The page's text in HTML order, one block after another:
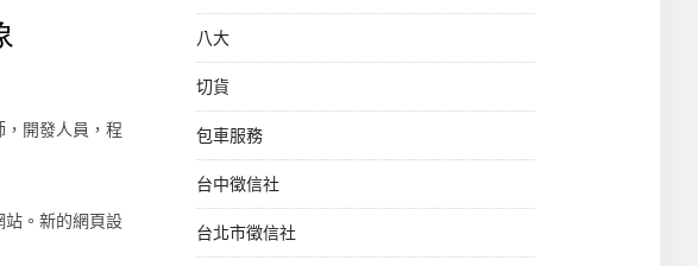
開發人員，程
站。新的網頁設
八大
切貨
包車服務
台中徵信社
台北市徵信社